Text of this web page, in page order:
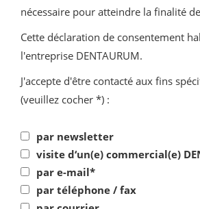
nécessaire pour atteindre la finalité
Cette déclaration de consentement
l'entreprise DENTAURUM.
J'accepte d'être contacté aux fins
(veuillez cocher *) :
par newsletter
visite d‘un(e) commercial(e)
par e-mail*
par téléphone / fax